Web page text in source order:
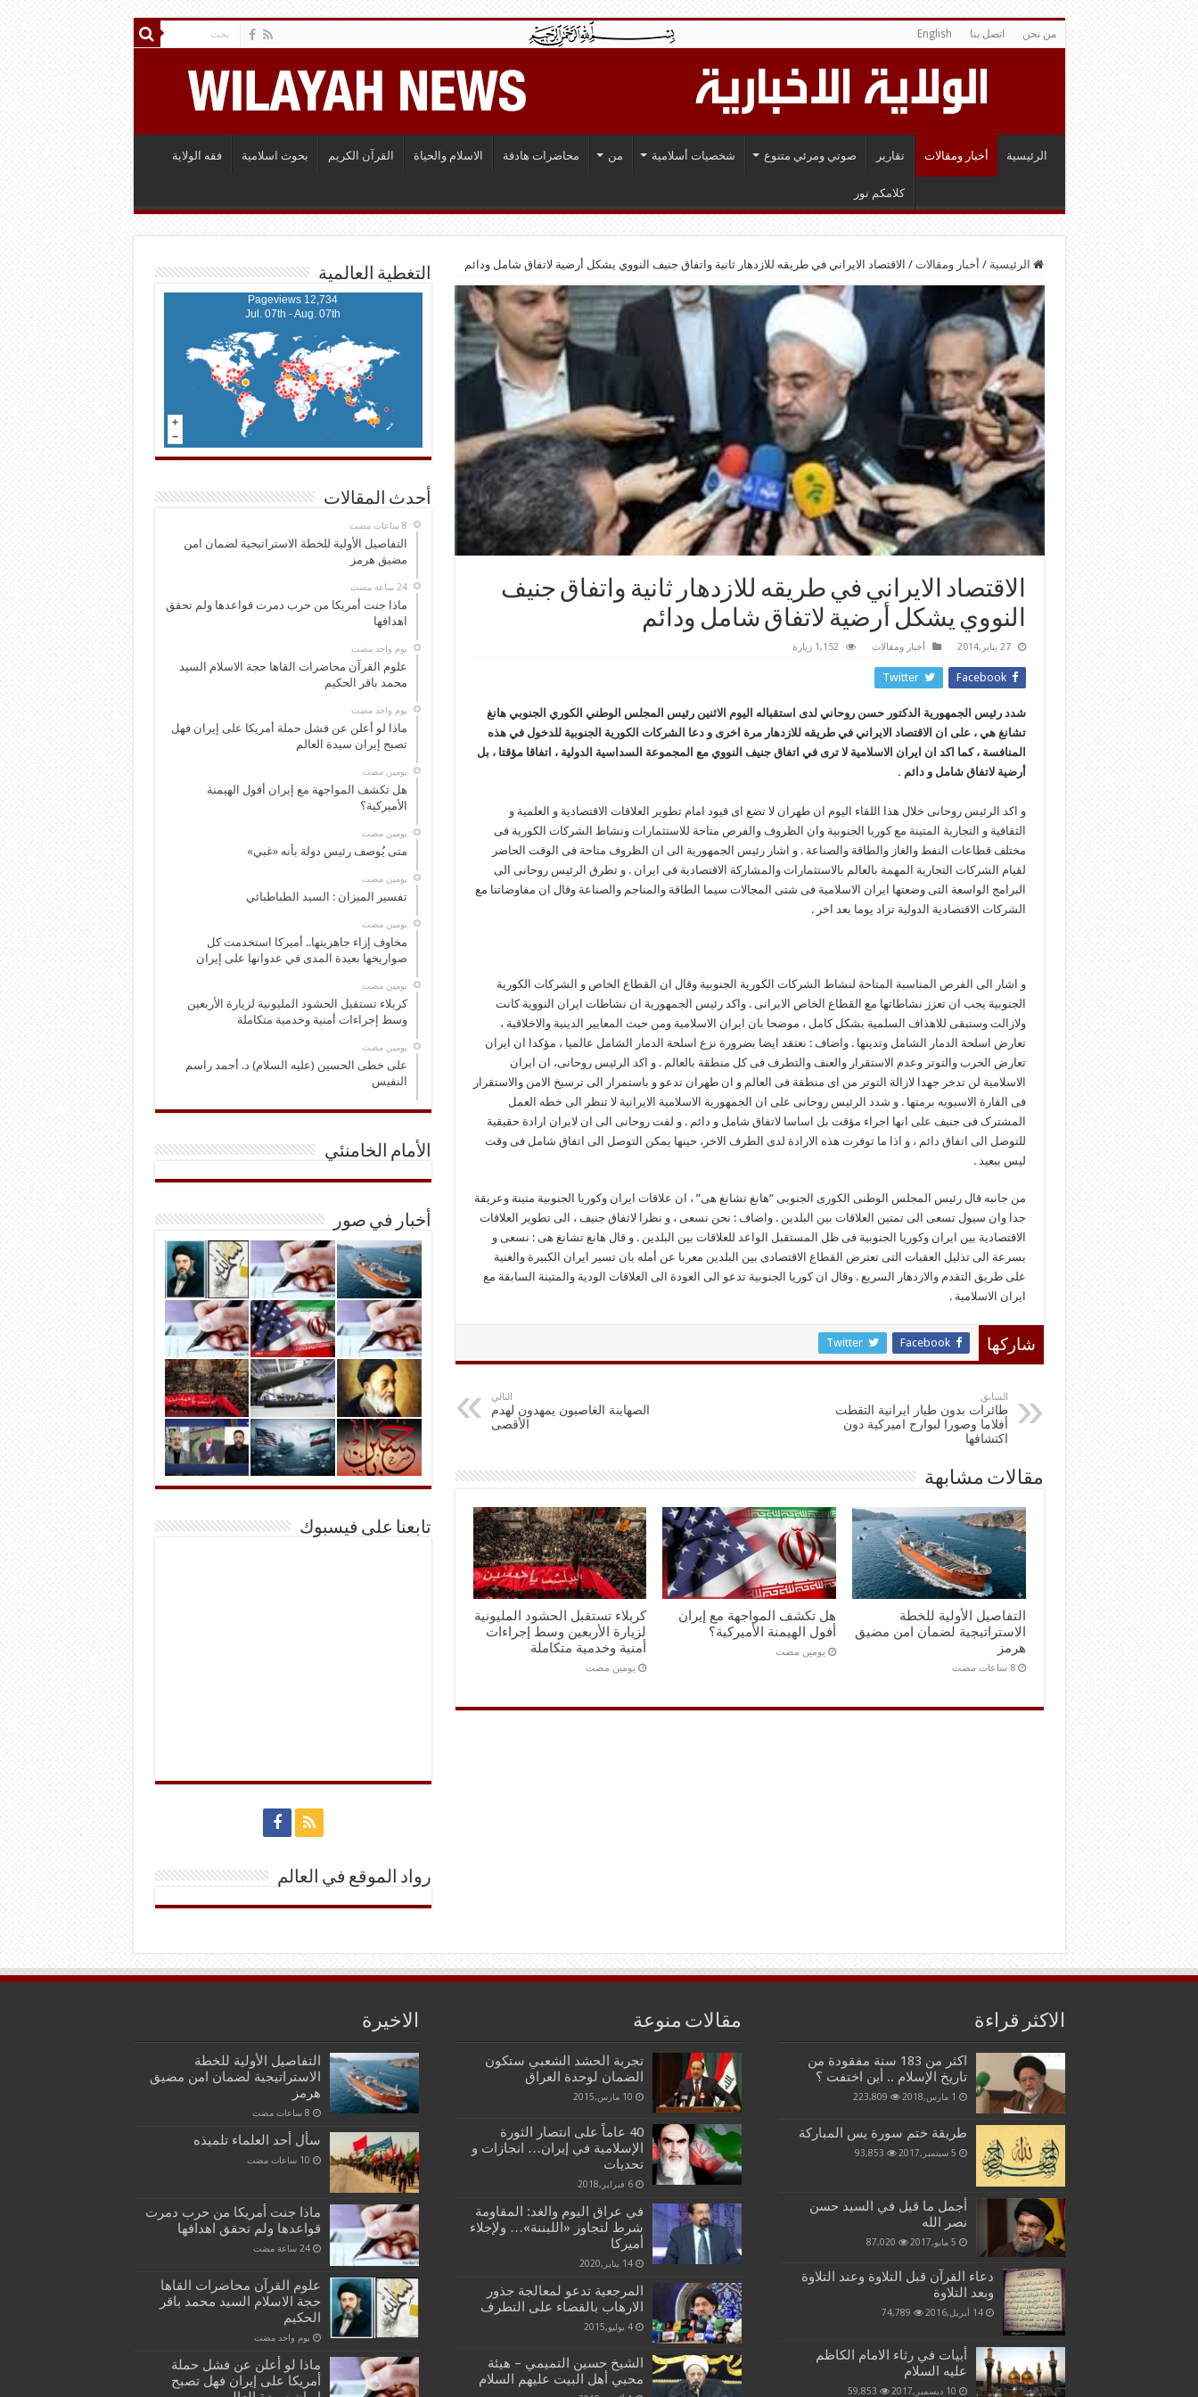
من نحن اتصل بنا English
الرئيسية أخبار ومقالات تقارير صوتي ومرئي متنوع شخصيات أسلامية من محاضرات هادفة الاسلام والحياة القرآن الكريم بحوث اسلامية فقه الولاية
كلامكم نور
الرئيسية / أخبار ومقالات / الاقتصاد الايراني في طريقه للازدهار ثانية واتفاق جنيف النووي يشكل أرضية لاتفاق شامل ودائم
الاقتصاد الايراني في طريقه للازدهار ثانية واتفاق جنيف
النووي يشكل أرضية لاتفاق شامل ودائم
27 يناير,2014 أخبار ومقالات 1,152 زيارة
Facebook
Twitter
شدد رئيس الجمهورية الدكتور حسن روحاني لدى استقباله اليوم الاثنين رئيس المجلس الوطني الكوري الجنوبي هانغ
تشانغ هي ، على ان الاقتصاد الايراني في طريقه للازدهار مرة اخرى و دعا الشركات الكورية الجنوبية للدخول في هذه
المنافسة ، كما اكد ان ايران الاسلامية لا ترى في اتفاق جنيف النووي مع المجموعة السداسية الدولية ، اتفاقا مؤقتا ، بل
أرضية لاتفاق شامل و دائم .
و اکد الرئیس روحانی خلال هذا اللقاء الیوم ان طهران لا تضع ای قیود امام تطویر العلاقات الاقتصادیة و العلمیة و
الثقافیة و التجاریة المتینة مع کوریا الجنوبیة وان الظروف والفرص متاحة للاستثمارات ونشاط الشرکات الکوریة فی
مختلف قطاعات النفط والغاز والطاقة والصناعة . و اشار رئیس الجمهوریة الى ان الظروف متاحة فی الوقت الحاضر
لقیام الشرکات التجاریة المهمة بالعالم بالاستثمارات والمشارکة الاقتصادیة فی ایران . و تطرق الرئیس روحانی الى
البرامج الواسعة التی وضعتها ایران الاسلامیة فی شتى المجالات سیما الطاقة والمناجم والصناعة وقال ان مفاوضاتنا مع
الشرکات الاقتصادیة الدولیة تزاد یوما بعد اخر .
و اشار الى الفرص المناسبة المتاحة لنشاط الشرکات الکوریة الجنوبیة وقال ان القطاع الخاص و الشرکات الکوریة
الجنوبیة یجب ان تعزز نشاطاتها مع القطاع الخاص الایرانی . واکد رئیس الجمهوریة ان نشاطات ایران النوویة کانت
ولازالت وستبقی للاهذاف السلمیة بشکل کامل ، موضحا بان ایران الاسلامیة ومن حیث المعاییر الدینیة والاخلاقیة ،
تعارض اسلحة الدمار الشامل وتدینها . واضاف : نعتقد ایضا بضرورة نزع اسلحة الدمار الشامل عالمیا ، مؤکدا ان ایران
تعارض الحرب والتوتر وعدم الاستقرار والعنف والتطرف فی کل منطقة بالعالم . و اکد الرئیس روحانی، ان ایران
الاسلامیة لن تدخر جهدا لازالة التوتر من ای منطقة فی العالم و ان طهران تدعو و باستمرار الی ترسیخ الامن والاستقرار
فی القارة الاسیویه برمتها . و شدد الرئیس روحانی على ان الجمهوریة الاسلامیة الایرانیة لا تنظر الی خطه العمل
المشترک فی جنیف علی انها اجراء مؤقت بل اساسا لاتفاق شامل و دائم . و لفت روحانی الى ان لایران ارادة حقیقیة
للتوصل الی اتفاق دائم ، و اذا ما توفرت هذه الارادة لدی الطرف الاخر، حینها یمکن التوصل الى اتفاق شامل فی وقت
لیس ببعید .
من جانبه قال رئیس المجلس الوطنی الکوری الجنوبی “هانغ تشانغ هی” ، ان علاقات ایران وکوریا الجنوبیة متینة وعریقة
جدا وان سیول تسعى الى تمتین العلاقات بین البلدین . واضاف : نحن نسعى ، و نظرا لاتفاق جنیف ، الى تطویر العلاقات
الاقتصادیة بین ایران وکوریا الجنوبیة فی ظل المستقبل الواعد للعلاقات بین البلدین . و قال هانغ تشانغ هی : نسعى و
بسرعة الى تذلیل العقبات التی تعترض القطاع الاقتصادی بین البلدین معربا عن أمله بان تسیر ایران الکبیرة والغنیة
علی طریق التقدم والازدهار السریع . وقال ان کوریا الجنوبیة تدعو الی العودة الی العلاقات الودیة والمتینة السابقة مع
ایران الاسلامیة .
شاركها Facebook
Twitter
السابق
طائرات بدون طيار ايرانية التقطت
أفلاما وصورا لبوارج اميركية دون
اكتشافها
التالي
الصهاينة الغاصبون يمهدون لهدم
الأقصى
مقالات مشابهة
التفاصيل الأولية للخطة
الاستراتيجية لضمان امن مضيق
هرمز
‏8 ساعات مضت
هل تكشف المواجهة مع إيران
أفول الهيمنة الأميركية؟
‏يومين مضت
كربلاء تستقبل الحشود المليونية
لزيارة الأربعين وسط إجراءات
أمنية وخدمية متكاملة
‏يومين مضت
التغطية العالمية
12,734 Pageviews
Jul. 07th - Aug. 07th
أحدث المقالات
التفاصيل الأولية للخطة الاستراتيجية لضمان امن
مضيق هرمز
‏24 ساعة مضت
ماذا جنت أمريكا من حرب دمرت قواعدها ولم تحقق
اهدافها
‏يوم واحد مضت
علوم القرآن محاضرات القاها حجة الاسلام السيد
محمد باقر الحكيم
‏يوم واحد مضت
ماذا لو أعلن عن فشل حملة أمريكا على إيران فهل
تصبح إيران سيدة العالم
‏يومين مضت
هل تكشف المواجهة مع إيران أفول الهيمنة
الأميركية؟
‏يومين مضت
متى يُوصف رئيس دولة بأنه «غبي»
‏يومين مضت
تفسير الميزان : السيد الطباطبائي
‏يومين مضت
مخاوف إزاء جاهزيتها.. أميركا استخدمت كل
صواريخها بعيدة المدى في عدوانها على إيران
‏يومين مضت
كربلاء تستقبل الحشود المليونية لزيارة الأربعين
وسط إجراءات أمنية وخدمية متكاملة
‏يومين مضت
على خطى الحسين (عليه السلام) د. أحمد راسم
النفيس
الأمام الخامنئي
أخبار في صور
تابعنا على فيسبوك
رواد الموقع في العالم
الاكثر قراءة
اكثر من 183 سنة مفقودة من
تاريخ الإسلام .. أين اختفت ؟
1 مارس,2018 223,809
طريقة ختم سورة يس المباركة
5 سبتمبر,2017 93,853
أجمل ما قيل في السيد حسن
نصر الله
5 مايو,2017 87,020
دعاء القرآن قبل التلاوة وعند التلاوة
وبعد التلاوة
14 أبريل,2016 74,789
أبيات في رثاء الامام الكاظم
عليه السلام
10 ديسمبر,2017 59,853
مقالات منوعة
تجربة الحشد الشعبي ستكون
الضمان لوحدة العراق
10 مارس,2015
40 عاماً على انتصار الثورة
الإسلامية في إيران… انجازات و
تحديات
6 فبراير,2018
في عراق اليوم والغد: المقاومة
شرط لتجاوز «اللبننة»… ولإجلاء
أميركا
14 يناير,2020
المرجعية تدعو لمعالجة جذور
الارهاب بالقضاء على التطرف
4 يوليو,2015
الشيخ حسين التميمي – هيئة
محبي أهل البيت عليهم السلام
الاخيرة
التفاصيل الأولية للخطة
الاستراتيجية لضمان امن مضيق
هرمز
سأل أحد العلماء تلميذه
ماذا جنت أمريكا من حرب دمرت
قواعدها ولم تحقق اهدافها
علوم القرآن محاضرات القاها
حجة الاسلام السيد محمد باقر
الحكيم
‏يوم واحد مضت
ماذا لو أعلن عن فشل حملة
أمريكا على إيران فهل تصبح